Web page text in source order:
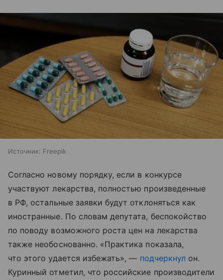
Источник: Freepik
Согласно новому порядку, если в конкурсе
участвуют лекарства, полностью произведенные
в РФ, остальные заявки будут отклоняться как
иностранные. По словам депутата, беспокойство
по поводу возможного роста цен на лекарства
также необоснованно. «Практика показала,
что этого удается избежать», — подчеркнулон.
Куринный отметил, что российские производители